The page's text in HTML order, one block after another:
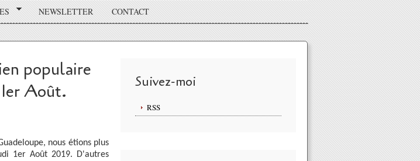
NEWSLETTER CONTACT
populaire
Août.
nous étions plus
1er Août 2019. D'autres
Suivez-moi
RSS